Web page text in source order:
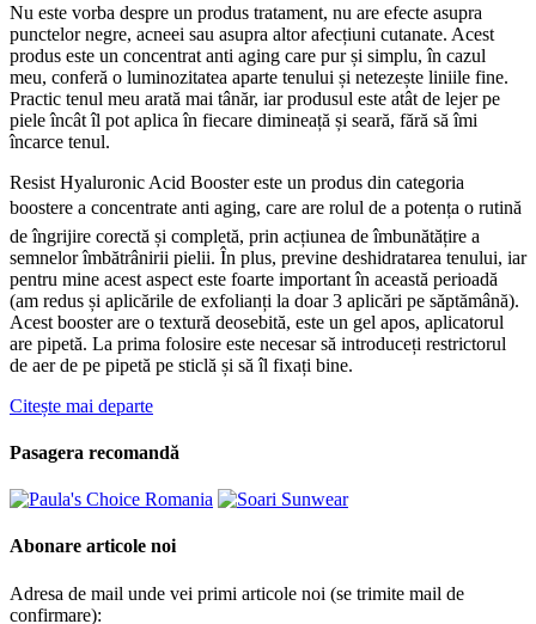
Nu este vorba despre un produs tratament, nu are efecte asupra
punctelor negre, acneei sau asupra altor afecțiuni cutanate. Acest
produs este un concentrat anti aging care pur și simplu, în cazul
meu, conferă o luminozitatea aparte tenului și netezește liniile fine.
Practic tenul meu arată mai tânăr, iar produsul este atât de lejer pe
piele încât îl pot aplica în fiecare dimineață și seară, fără să îmi
încarce tenul.
Resist Hyaluronic Acid Booster este un produs din categoria
boostere a concentrate anti aging, care are rolul de a potența o rutină
de îngrijire corectă și completă, prin acțiunea de îmbunătățire a
semnelor îmbătrânirii pielii. În plus, previne deshidratarea tenului, iar
pentru mine acest aspect este foarte important în această perioadă
(am redus și aplicările de exfolianți la doar 3 aplicări pe săptămână).
Acest booster are o textură deosebită, este un gel apos, aplicatorul
are pipetă. La prima folosire este necesar să introduceți restrictorul
de aer de pe pipetă pe sticlă și să îl fixați bine.
Citește mai departe
Pasagera recomandă
Abonare articole noi
Adresa de mail unde vei primi articole noi (se trimite mail de
confirmare):